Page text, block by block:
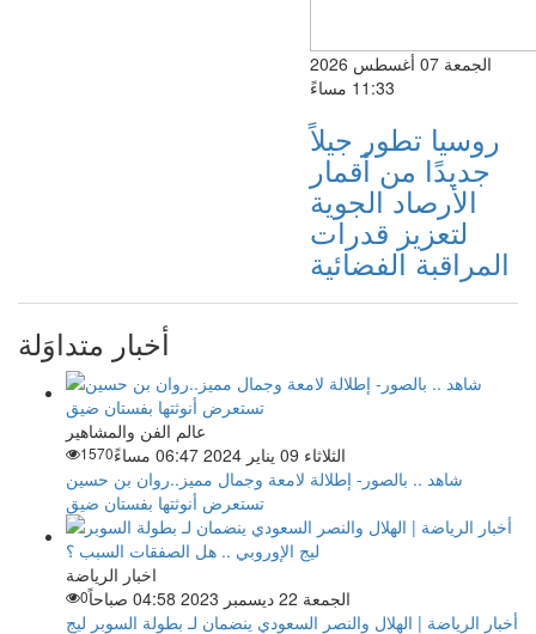
الجمعة 07 أغسطس 2026
11:33 مساءً
روسيا تطور جيلاً
جديدًا من أقمار
الأرصاد الجوية
لتعزيز قدرات
المراقبة الفضائية
أخبار متداوَلة
عالم الفن والمشاهير
الثلاثاء 09 يناير 2024 06:47 مساءً
1570
شاهد .. بالصور- إطلالة لامعة وجمال مميز..روان بن حسين
تستعرض أنوثتها بفستان ضيق
اخبار الرياضة
الجمعة 22 ديسمبر 2023 04:58 صباحاً
0
أخبار الرياضة | الهلال والنصر السعودي ينضمان لـ بطولة السوبر ليج